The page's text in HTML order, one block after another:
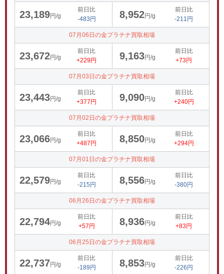
23,189円/g
前日比
-483円
8,952円/g
前日比
-211円
07月06日の金プラチナ買取相場
23,672円/g
前日比
+229円
9,163円/g
前日比
+73円
07月03日の金プラチナ買取相場
23,443円/g
前日比
+377円
9,090円/g
前日比
+240円
07月02日の金プラチナ買取相場
23,066円/g
前日比
+487円
8,850円/g
前日比
+294円
07月01日の金プラチナ買取相場
22,579円/g
前日比
-215円
8,556円/g
前日比
-380円
06月26日の金プラチナ買取相場
22,794円/g
前日比
+57円
8,936円/g
前日比
+83円
06月25日の金プラチナ買取相場
22,737円/g
前日比
-189円
8,853円/g
前日比
-226円